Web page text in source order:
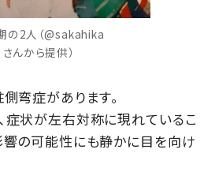
の2人（@sakahika
さんから提供）
弯症があります。
症状が左右対称に現れているこ
響の可能性にも静かに目を向け